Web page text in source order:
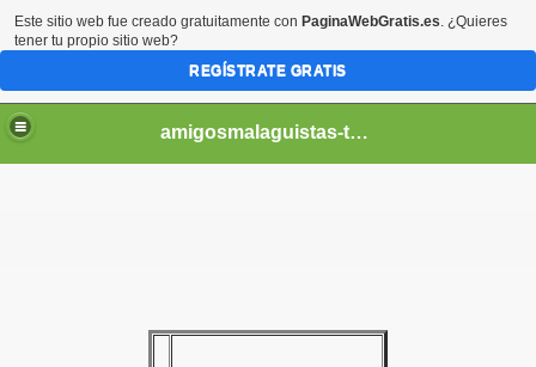
amigosmalaguistas-temporadas
Este sitio web fue creado gratuitamente con PaginaWebGratis.es. ¿Quieres
tener tu propio sitio web?
REGÍSTRATE GRATIS